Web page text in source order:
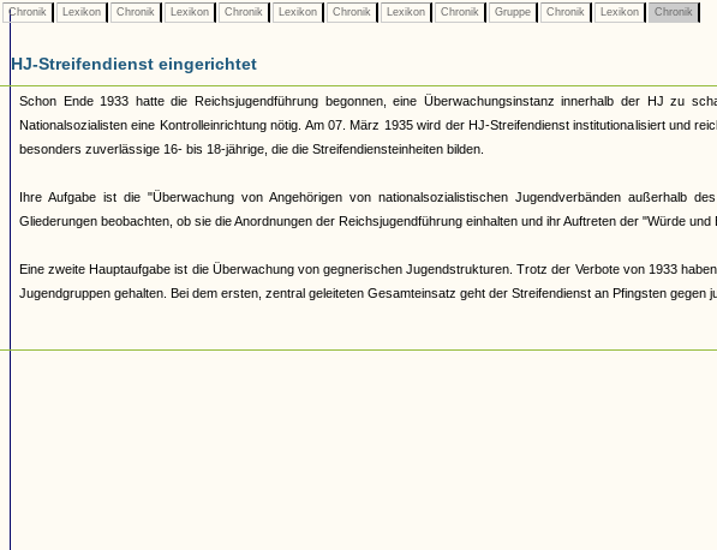
Chronik Lexikon Chronik Lexikon Chronik Lexikon Chronik Lexikon Chronik Gruppe Chronik Lexikon Chronik
HJ-Streifendienst eingerichtet
Schon Ende 1933 hatte die Reichsjugendführung begonnen, eine Überwachungsinstanz innerhalb der HJ zu
Nationalsozialisten eine Kontrolleinrichtung nötig. Am 07. März 1935 wird der HJ-Streifendienst institutionalisiert und
besonders zuverlässige 16- bis 18-jährige, die die Streifendiensteinheiten bilden.
Ihre Aufgabe ist die "Überwachung von Angehörigen von nationalsozialistischen Jugendverbänden außerhalb
Gliederungen beobachten, ob sie die Anordnungen der Reichsjugendführung einhalten und ihr Auftreten der "Würde und
Eine zweite Hauptaufgabe ist die Überwachung von gegnerischen Jugendstrukturen. Trotz der Verbote von 1933
Jugendgruppen gehalten. Bei dem ersten, zentral geleiteten Gesamteinsatz geht der Streifendienst an Pfingsten gegen